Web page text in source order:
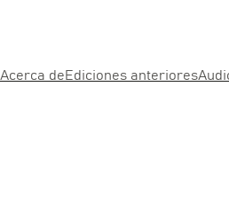
Acerca deEdiciones anteriores